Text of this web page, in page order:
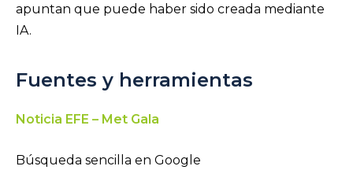
apuntan que puede haber sido creada mediante
IA.
Fuentes y herramientas
Noticia EFE – Met Gala
Búsqueda sencilla en Google